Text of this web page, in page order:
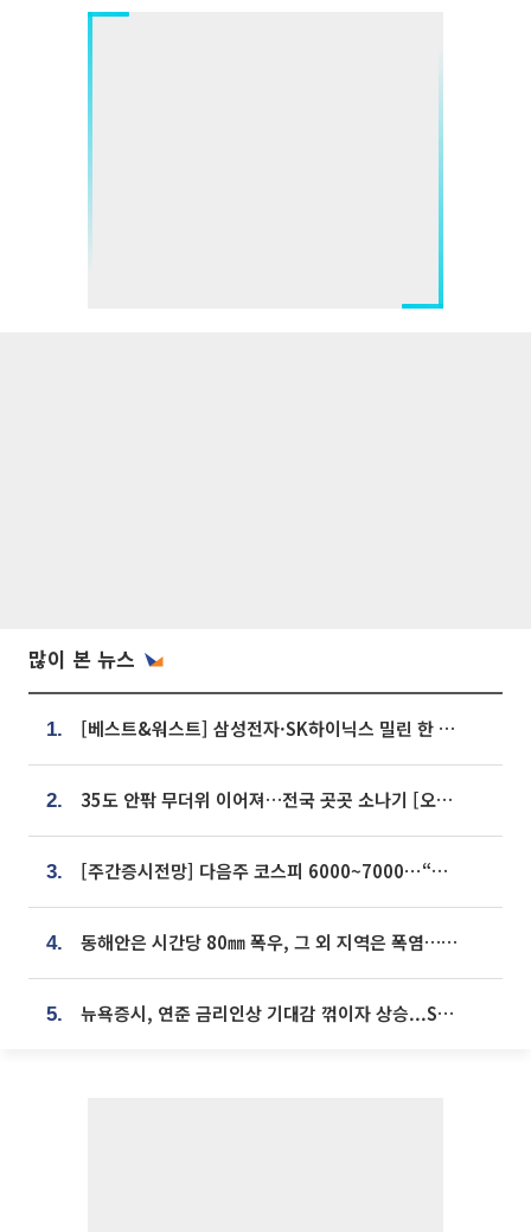
많이 본 뉴스
1. [베스트&워스트] 삼성전자·SK하이닉스 밀린 한 주…상상인증권은 85% 급등
2. 35도 안팎 무더위 이어져…전국 곳곳 소나기 [오늘 날씨]
3. [주간증시전망] 다음주 코스피 6000~7000⋯“外人 수급은 정책이 변수”
4. 동해안은 시간당 80㎜ 폭우, 그 외 지역은 폭염…‘극과 극 날씨’
5. 뉴욕증시, 연준 금리인상 기대감 꺾이자 상승...S&P500 사상 최고치 [종합]